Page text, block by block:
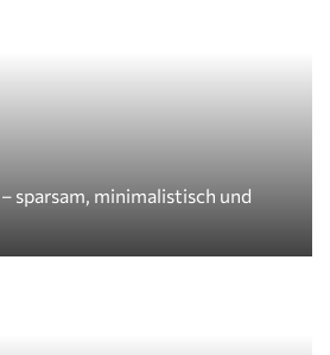
sparsam, minimalistisch und